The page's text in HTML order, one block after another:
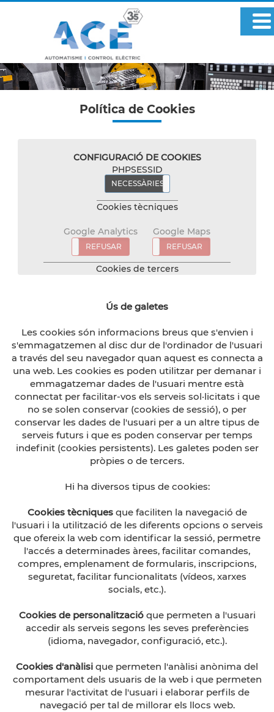
Política de Cookies
CONFIGURACIÓ DE COOKIES
PHPSESSID
NECESSÀRIES
Cookies tècniques
Google Analytics
REFUSAR
Google Maps
ACCEPTAR REFUSAR
Cookies de tercers
Ús de galetes
Les cookies són informacions breus que s'envien i
s'emmagatzemen al disc dur de l'ordinador de l'usuari
a través del seu navegador quan aquest es connecta a
una web. Les cookies es poden utilitzar per demanar i
emmagatzemar dades de l'usuari mentre està
connectat per facilitar-vos els serveis sol·licitats i que
no se solen conservar (cookies de sessió), o per
conservar les dades de l'usuari per a un altre tipus de
serveis futurs i que es poden conservar per temps
indefinit (cookies persistents). Les galetes poden ser
pròpies o de tercers.
Hi ha diversos tipus de cookies:
Cookies tècniquesque faciliten la navegació de
l'usuari i la utilització de les diferents opcions o serveis
que ofereix la web com identificar la sessió, permetre
l'accés a determinades àrees, facilitar comandes,
compres, emplenament de formularis, inscripcions,
seguretat, facilitar funcionalitats (vídeos, xarxes
socials, etc.).
Cookies de personalitzacióque permeten a l'usuari
accedir als serveis segons les seves preferències
(idioma, navegador, configuració, etc.).
Cookies d'anàlisi que permeten l'anàlisi anònima del
comportament dels usuaris de la web i que permeten
mesurar l'activitat de l'usuari i elaborar perfils de
navegació per tal de millorar els llocs web.